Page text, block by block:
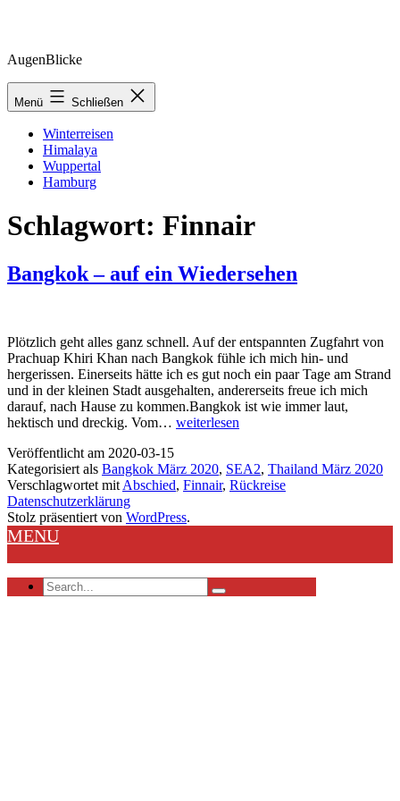
Zum
springen
AugenBlicke
Menü Schließen
Winterreisen
Himalaya
Wuppertal
Hamburg
Schlagwort: Finnair
Bangkok – auf ein Wiedersehen
Plötzlich geht alles ganz schnell. Auf der entspannten Zugfahrt von
Prachuap Khiri Khan nach Bangkok fühle ich mich hin- und
hergerissen. Einerseits hätte ich es gut noch ein paar Tage am Strand
und in der kleinen Stadt ausgehalten, andererseits freue ich mich
darauf, nach Hause zu kommen.Bangkok ist wie immer laut,
hektisch und dreckig. Vom… Bangkok
ein
Wiedersehen
weiterlesen
Veröffentlicht am 2020-03-15
Kategorisiert als Bangkok März 2020, SEA2, Thailand März 2020
Verschlagwortet mit Abschied, Finnair, Rückreise
Datenschutzerklärung
Stolz präsentiert von WordPress.
MENU
Search